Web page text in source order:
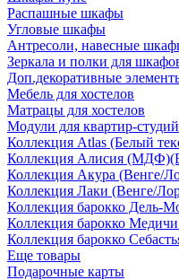
Распашные шкафы
Угловые шкафы
Антресоли, навесные
Зеркала и полки для
Доп.декоративные
Мебель для хостелов
Матрацы для хостелов
Модули для квартир-студий
Коллекция Atlas (Белый
Коллекция Алисия
Коллекция Акура (Венге/
Коллекция Лаки (Венге/
Коллекция барокко Дель-
Коллекция барокко
Коллекция барокко
Еще товары
Подарочные карты